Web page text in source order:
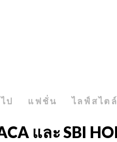
ป แฟชั่น ไลฟ์สไตล์
และ SBI